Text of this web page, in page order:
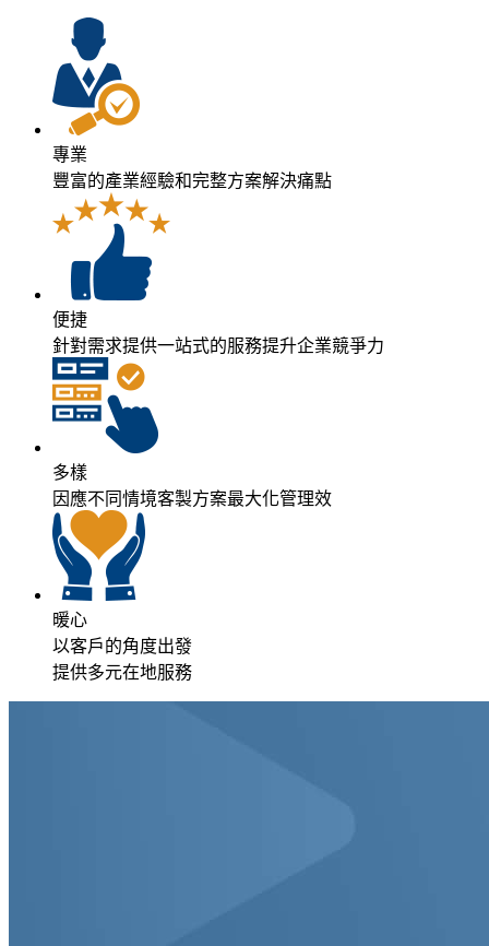
專業
豐富的產業經驗和完整方案解決痛點
便捷
針對需求提供一站式的服務提升企業競爭力
多樣
因應不同情境客製方案最大化管理效
暖心
以客戶的角度出發
提供多元在地服務